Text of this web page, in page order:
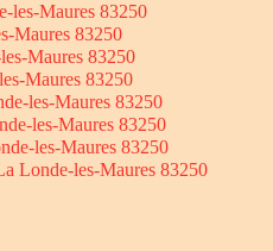
les-Maures 83250
Maures 83250
Maures 83250
Maures 83250
les-Maures 83250
les-Maures 83250
les-Maures 83250
Londe-les-Maures 83250